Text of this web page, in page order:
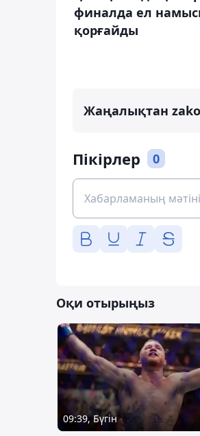
финалда ел
қорғайды
Жаңалықтан
Пікірлер 0
Оқи отырыңыз
09:39, Бүгін